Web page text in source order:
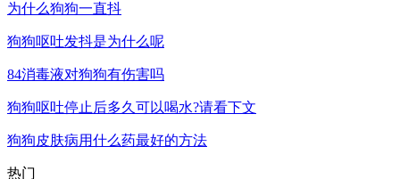
为什么狗狗一直抖
狗狗呕吐发抖是为什么呢
84消毒液对狗狗有伤害吗
狗狗呕吐停止后多久可以喝水?请看下文
狗狗皮肤病用什么药最好的方法
热门